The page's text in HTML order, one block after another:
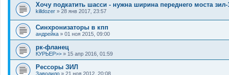
Хочу подкатить шасси - нужна ширина переднего моста
killdozer » 28 янв 2017, 23:57
Синхронизаторы в кпп
андрейка » 01 ноя 2015, 09:00
рк-фланец
КУРЬЕР>> » 15 апр 2016, 01:59
Рессоры ЗИЛ
Заводило » 21 ноя 2012, 20:08